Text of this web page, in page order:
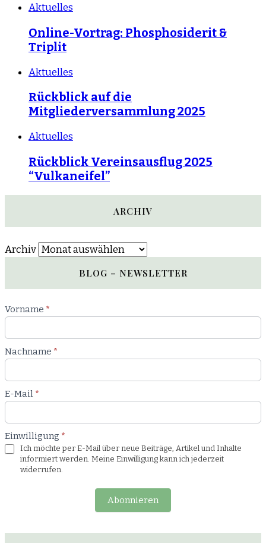
Aktuelles
Online-Vortrag: Phosphosiderit &
Triplit
Aktuelles
Rückblick auf die
Mitgliederversammlung 2025
Aktuelles
Rückblick Vereinsausflug 2025
“Vulkaneifel”
ARCHIV
Archiv
BLOG – NEWSLETTER
Newsletter
Blog
Vorname *
Nachname *
E-Mail *
Einwilligung *
Ich möchte per E-Mail über neue Beiträge, Artikel und Inhalte
informiert werden. Meine Einwilligung kann ich jederzeit
widerrufen.
Abonnieren